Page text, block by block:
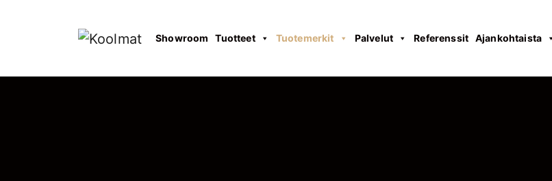
Showroom Tuotteet Tuotemerkit Palvelut Referenssit Ajankohtaista